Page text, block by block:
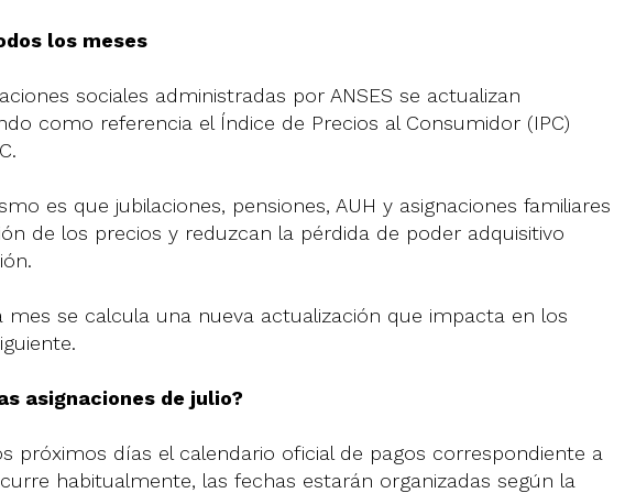
los meses
sociales administradas por ANSES se actualizan
como referencia el Índice de Precios al Consumidor (IPC)
es que jubilaciones, pensiones, AUH y asignaciones familiares
de los precios y reduzcan la pérdida de poder adquisitivo
mes se calcula una nueva actualización que impacta en los
asignaciones de julio?
próximos días el calendario oficial de pagos correspondiente a
habitualmente, las fechas estarán organizadas según la